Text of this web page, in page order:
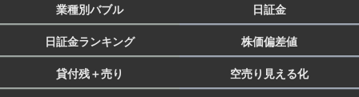
業種別バブル 日証金
日証金ランキング 株価偏差値
貸付残＋売り 空売り見える化